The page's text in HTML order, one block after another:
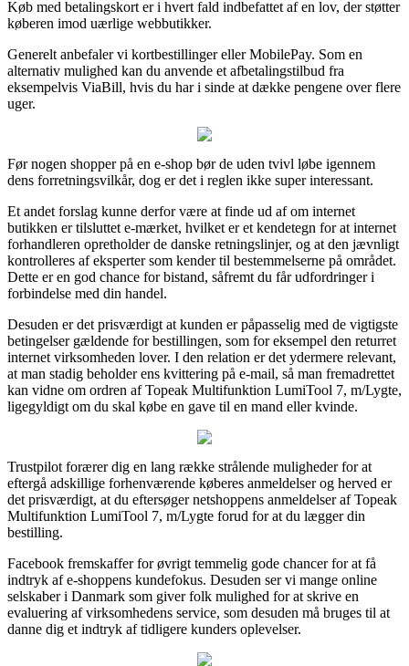
Køb med betalingskort er i hvert fald indbefattet af en lov, der støtter
køberen imod uærlige webbutikker.
Generelt anbefaler vi kortbestillinger eller MobilePay. Som en
alternativ mulighed kan du anvende et afbetalingstilbud fra
eksempelvis ViaBill, hvis du har i sinde at dække pengene over flere
uger.
Før nogen shopper på en e-shop bør de uden tvivl løbe igennem
dens forretningsvilkår, dog er det i reglen ikke super interessant.
Et andet forslag kunne derfor være at finde ud af om internet
butikken er tilsluttet e-mærket, hvilket er et kendetegn for at internet
forhandleren opretholder de danske retningslinjer, og at den jævnligt
kontrolleres af eksperter som kender til bestemmelserne på området.
Dette er en god chance for bistand, såfremt du får udfordringer i
forbindelse med din handel.
Desuden er det prisværdigt at kunden er påpasselig med de vigtigste
betingelser gældende for bestillingen, som for eksempel den returret
internet virksomheden lover. I den relation er det ydermere relevant,
at man stadig beholder ens kvittering på e-mail, så man fremadrettet
kan vidne om ordren af Topeak Multifunktion LumiTool 7, m/Lygte,
ligegyldigt om du skal købe en gave til en mand eller kvinde.
Trustpilot forærer dig en lang række strålende muligheder for at
eftergå adskillige forhenværende køberes anmeldelser og herved er
det prisværdigt, at du eftersøger netshoppens anmeldelser af Topeak
Multifunktion LumiTool 7, m/Lygte forud for at du lægger din
bestilling.
Facebook fremskaffer for øvrigt temmelig gode chancer for at få
indtryk af e-shoppens kundefokus. Desuden ser vi mange online
selskaber i Danmark som giver folk mulighed for at skrive en
evaluering af virksomhedens service, som desuden må bruges til at
danne dig et indtryk af tidligere kunders oplevelser.